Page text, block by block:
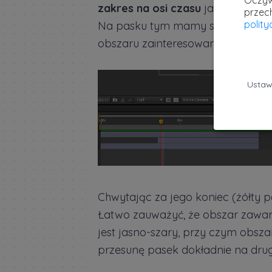
zakres na osi czasu jaki mnie
Na pasku tym mamy szary
obszaru zainteresowania.
Chwytając za jego koniec (żółty
Łatwo zauważyć, że obszar
jest jasno-szary, przy czym
przesunę pasek dokładnie na